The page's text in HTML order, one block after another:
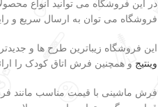
در این فروشگاه می توانید انواع
فروشگاه می توان به ارسال سریع و رایگان، تضمین اصالت و وضعیت
این فروشگاه زیباترین طرح ها و
وینتیج و همچنین فرش اتاق کودک را
فرش ماشینی با قیمت مناسب مانند فرش 700 شانه، فرش 500 شانه، فرش 440 شانه، فرش